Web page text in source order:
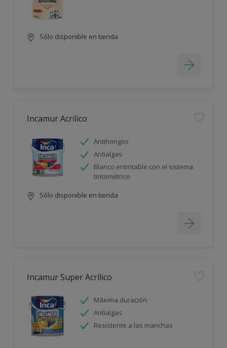
Sólo disponible en tienda
Incamur Acrilico
Antihongos
Antialgas
Blanco entintable con el sistema
tintométrico
Sólo disponible en tienda
Incamur Super Acrílico
Máxima duración
Antialgas
Resistente a las manchas